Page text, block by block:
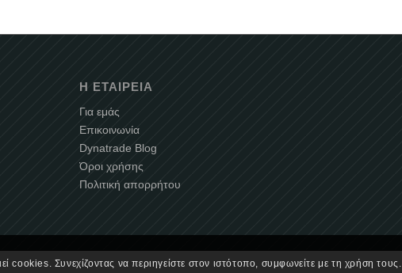
Η ΕΤΑΙΡΕΊΑ
Για εμάς
Επικοινωνία
Dynatrade Blog
Όροι χρήσης
Πολιτική απορρήτου
cookies. Συνεχίζοντας να περιηγείστε στον ιστότοπο, συμφωνείτε με τη χρήση τους.